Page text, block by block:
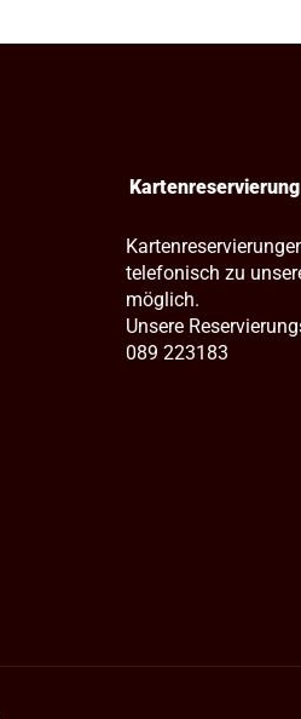
Kartenreservierung
telefonisch zu
möglich.
Unsere
089 223183